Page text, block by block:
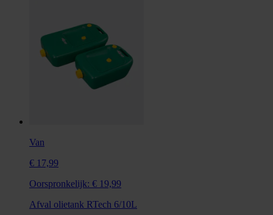
Van
€ 17,99
Oorspronkelijk: € 19,99
Afval olietank RTech 6/10L